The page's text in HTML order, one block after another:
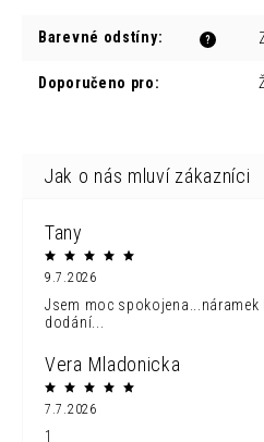
?
Barevné odstíny:
Doporučeno pro:
Tany
9.7.2026
Jsem moc spokojena...náramek
dodání...
Vera Mladonicka
7.7.2026
1